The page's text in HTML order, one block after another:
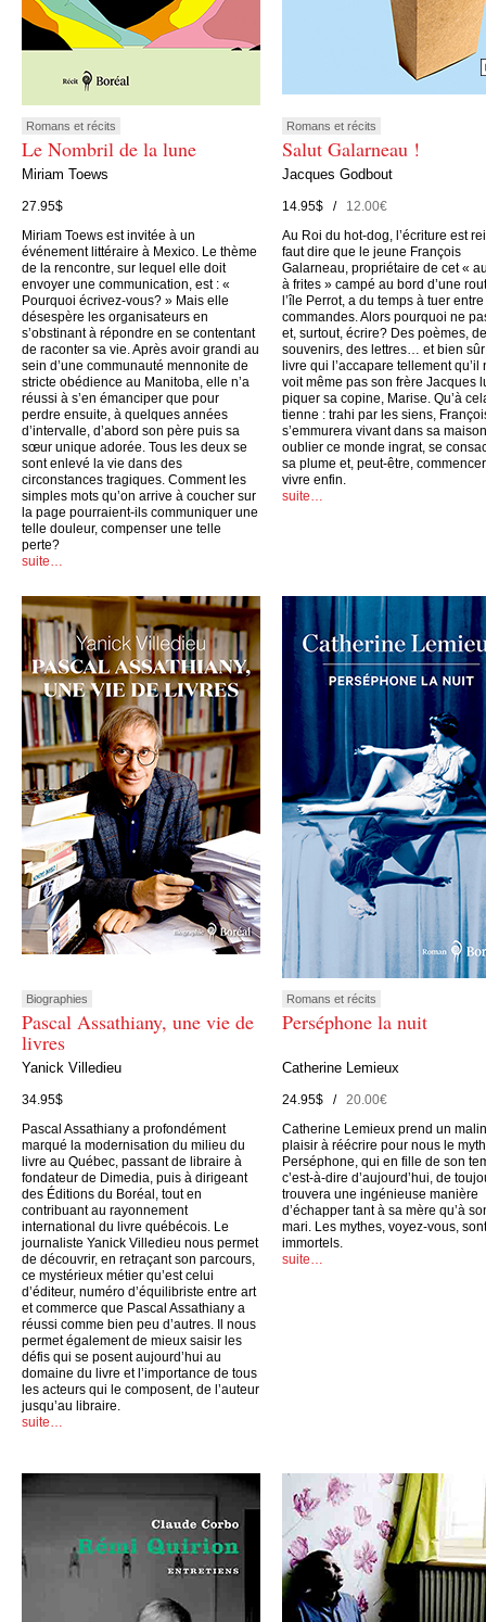
Romans et récits
Le Nombril de la lune
Miriam Toews
27.95$
Miriam Toews est invitée à un
événement littéraire à Mexico. Le thème
de la rencontre, sur lequel elle doit
envoyer une communication, est : «
Pourquoi écrivez-vous? » Mais elle
désespère les organisateurs en
s’obstinant à répondre en se contentant
de raconter sa vie. Après avoir grandi au
sein d’une communauté mennonite de
stricte obédience au Manitoba, elle n’a
réussi à s’en émanciper que pour
perdre ensuite, à quelques années
d’intervalle, d’abord son père puis sa
sœur unique adorée. Tous les deux se
sont enlevé la vie dans des
circonstances tragiques. Comment les
simples mots qu’on arrive à coucher sur
la page pourraient-ils communiquer une
telle douleur, compenser une telle
perte?
suite…
Romans et récits
Salut Galarneau !
Jacques Godbout
14.95$ /12.00€
Au Roi du hot-dog, l’écriture est
faut dire que le jeune François
Galarneau, propriétaire de cet «
à frites » campé au bord d’une
l’île Perrot, a du temps à tuer
commandes. Alors pourquoi ne
et, surtout, écrire? Des poèmes,
souvenirs, des lettres… et bien
livre qui l’accapare tellement qu’il
voit même pas son frère Jacques
piquer sa copine, Marise. Qu’à
tienne : trahi par les siens,
s’emmurera vivant dans sa
oublier ce monde ingrat, se
sa plume et, peut-être,
vivre enfin.
suite…
Biographies
Pascal Assathiany, une vie de
livres
Yanick Villedieu
34.95$
Pascal Assathiany a profondément
marqué la modernisation du milieu du
livre au Québec, passant de libraire à
fondateur de Dimedia, puis à dirigeant
des Éditions du Boréal, tout en
contribuant au rayonnement
international du livre québécois. Le
journaliste Yanick Villedieu nous permet
de découvrir, en retraçant son parcours,
ce mystérieux métier qu’est celui
d’éditeur, numéro d’équilibriste entre art
et commerce que Pascal Assathiany a
réussi comme bien peu d’autres. Il nous
permet également de mieux saisir les
défis qui se posent aujourd’hui au
domaine du livre et l’importance de tous
les acteurs qui le composent, de l’auteur
jusqu’au libraire.
suite…
Romans et récits
Perséphone la nuit
Catherine Lemieux
24.95$ /20.00€
Catherine Lemieux prend un malin
plaisir à réécrire pour nous le
Perséphone, qui en fille de son
c’est-à-dire d’aujourd’hui, de
trouvera une ingénieuse manière
d’échapper tant à sa mère qu’à
mari. Les mythes, voyez-vous, sont
immortels.
suite…